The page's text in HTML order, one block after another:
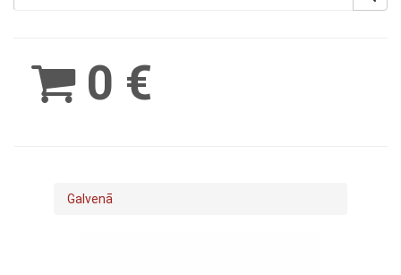
BetWest0 €
Galvenā